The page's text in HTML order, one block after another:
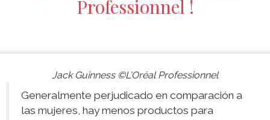
Professionnel !
Jack Guinness ©L'Oréal Professionnel
Generalmente perjudicado en comparación a
las mujeres, hay menos productos para